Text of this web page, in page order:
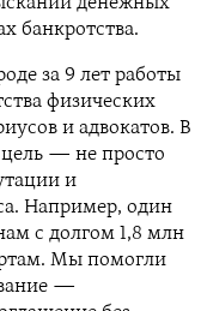
банкротства.
за 9 лет работы
физических
и адвокатов. В
— не просто
и
Например, один
с долгом 1,8 млн
Мы помогли
—